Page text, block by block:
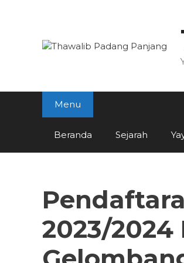
Menu
Beranda Sejarah
2023/2024